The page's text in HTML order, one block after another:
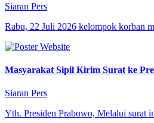
Siaran Pers
Rabu, 22 Juli 2026 kelompok korban
Masyarakat Sipil Kirim Surat ke
Siaran Pers
Yth. Presiden Prabowo, Melalui surat